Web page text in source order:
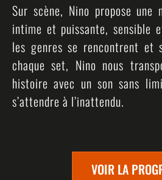
Sur scène, Nino propose une
intime et puissante, sensible
les genres se rencontrent et
chaque set, Nino nous
histoire avec un son sans
s’attendre à l’inattendu.
VOIR LA